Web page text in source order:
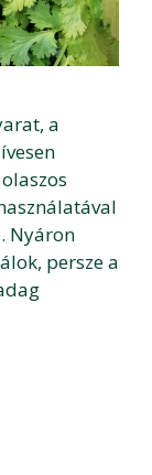
a
Nyáron
persze a